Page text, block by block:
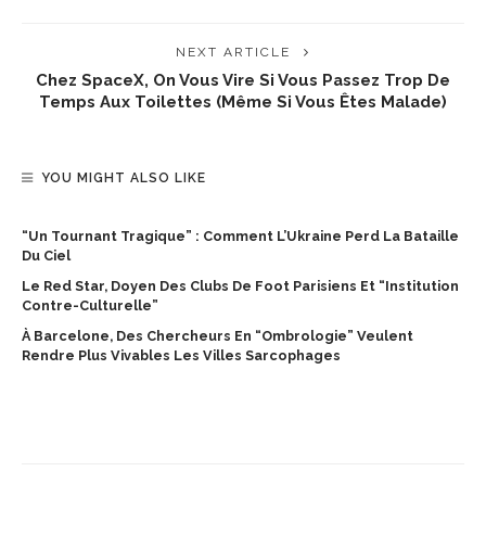
NEXT ARTICLE
Chez SpaceX, On Vous Vire Si Vous Passez Trop De
Temps Aux Toilettes (même Si Vous Êtes Malade)
YOU MIGHT ALSO LIKE
“Un Tournant Tragique” : Comment L’Ukraine Perd La Bataille
Du Ciel
Le Red Star, Doyen Des Clubs De Foot Parisiens Et “institution
Contre-Culturelle”
À Barcelone, Des Chercheurs En “ombrologie” Veulent
Rendre Plus Vivables Les Villes Sarcophages